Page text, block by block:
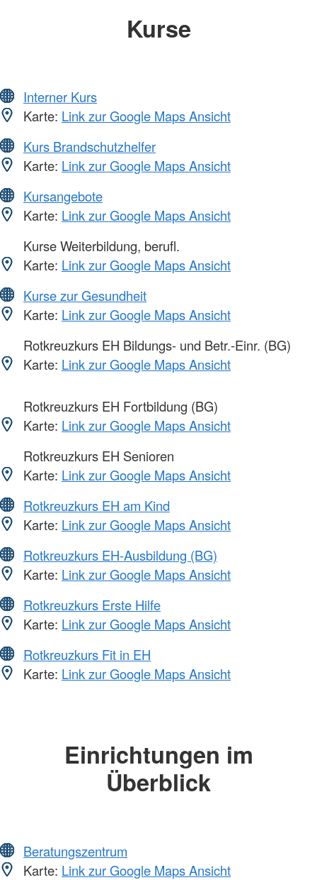
Kurse
Interner Kurs
Karte: Link zur Google Maps Ansicht
Kurs Brandschutzhelfer
Karte: Link zur Google Maps Ansicht
Kursangebote
Karte: Link zur Google Maps Ansicht
Kurse Weiterbildung, berufl.
Karte: Link zur Google Maps Ansicht
Kurse zur Gesundheit
Karte: Link zur Google Maps Ansicht
Rotkreuzkurs EH Bildungs- und Betr.-Einr. (BG)
Karte: Link zur Google Maps Ansicht
Rotkreuzkurs EH Fortbildung (BG)
Karte: Link zur Google Maps Ansicht
Rotkreuzkurs EH Senioren
Karte: Link zur Google Maps Ansicht
Rotkreuzkurs EH am Kind
Karte: Link zur Google Maps Ansicht
Rotkreuzkurs EH-Ausbildung (BG)
Karte: Link zur Google Maps Ansicht
Rotkreuzkurs Erste Hilfe
Karte: Link zur Google Maps Ansicht
Rotkreuzkurs Fit in EH
Karte: Link zur Google Maps Ansicht
Einrichtungen im
Überblick
Beratungszentrum
Karte: Link zur Google Maps Ansicht